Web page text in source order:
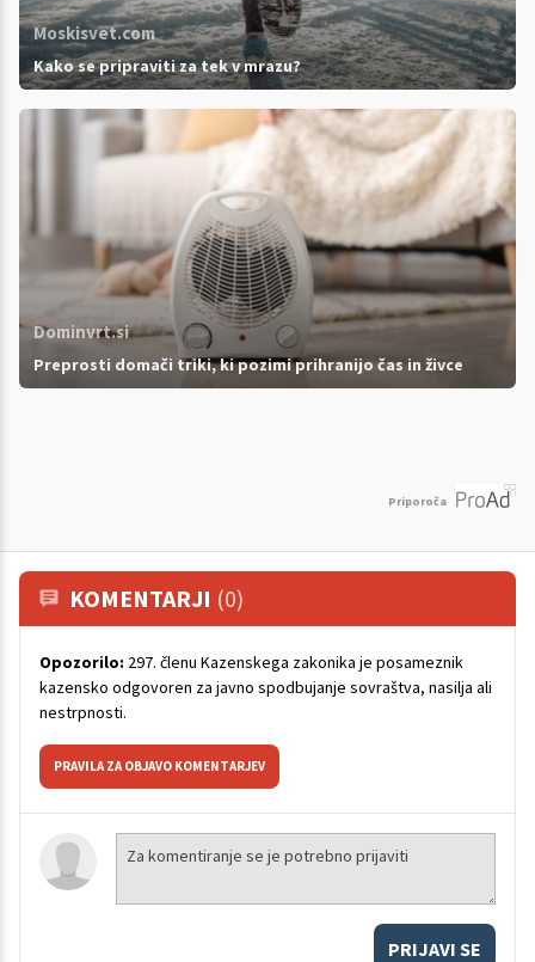
Moskisvet.com
Kako se pripraviti za tek v mrazu?
Dominvrt.si
Preprosti domači triki, ki pozimi prihranijo čas in živce
Priporoča
KOMENTARJI (0)
Opozorilo: 297. členu Kazenskega zakonika je posameznik
kazensko odgovoren za javno spodbujanje sovraštva, nasilja ali
nestrpnosti.
PRAVILA ZA OBJAVO KOMENTARJEV
PRIJAVI SE